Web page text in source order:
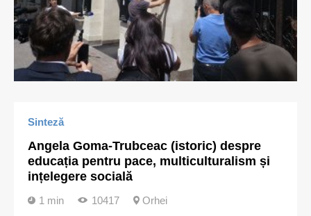
Sinteză
Angela Goma-Trubceac (istoric) despre
educația pentru pace, multiculturalism și
ințelegere socială
1 min 10417 Orhei